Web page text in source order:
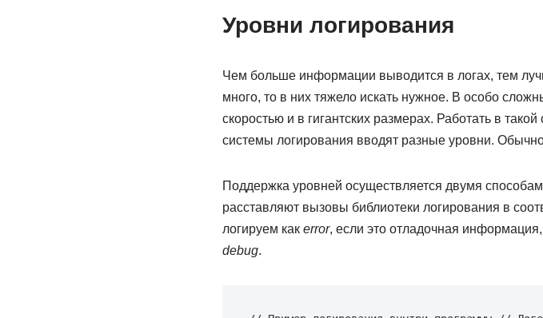
Уровни логирования
Чем больше информации выводится в логах, тем
много, то в них тяжело искать нужное. В особо
скоростью и в гигантских размерах. Работать в
системы логирования вводят разные уровни.
Поддержка уровней осуществляется двумя
расставляют вызовы библиотеки логирования в
логируем как error, если это отладочная
debug.